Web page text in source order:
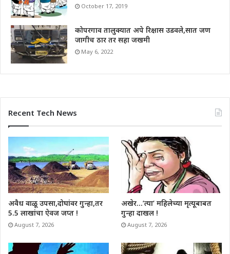
October 17, 2019
कोपरगाव तालुक्यात अपे रिक्षास उडवले,सात जण
जागीच ठार तर सहा जखमी
May 6, 2022
Recent Tech News
अवैध वाळू उपसा,दोघांवर गुन्हा,तर
5.5 लाखांचा ऐवज जप्त !
August 7, 2026
अखेर…’त्या’ महिलेच्या मृत्यूबाबत
गुन्हा दाखल !
August 7, 2026